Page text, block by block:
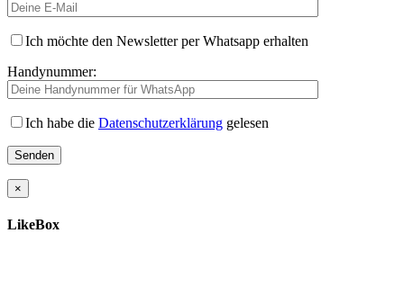
Ich möchte den Newsletter per Whatsapp erhalten
Handynummer:
Ich habe die Datenschutzerklärung gelesen
×
LikeBox